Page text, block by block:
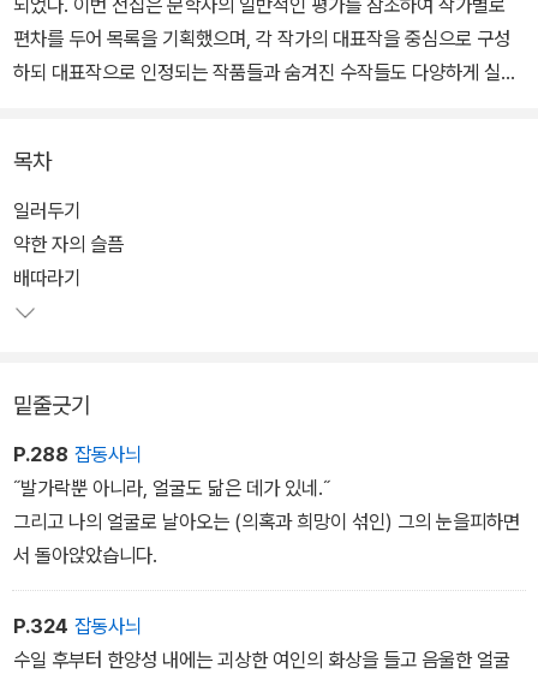
되었다. 이번 전집은 문학사의 일반적인 평가를 참조하여 작가별로
편차를 두어 목록을 기획했으며, 각 작가의 대표작을 중심으로 구성
하되 대표작으로 인정되는 작품들과 숨겨진 수작들도 다양하게 실었
각 작가의 전공자들인 책임 편집자들이 곁들인 낱말 풀이와 해설, 주
석도 독자들에게 충실한 길잡이를 제공한다. 이밖에도 맞춤법과 띄어
쓰기의 변환 작업에서 가급적 현대어 표기를 적용시켰으며, 저작권과
관련된 사항에서도 정식 계약을 체결하여 진행하였다.
황과 비극적 운명에 빠진 인물 군상들을 냉정하게 서술해낸 한국 근
대 단편 문학의 선구자 김동인의 단편 12편을 수록했다. 인간과 환경
에 대한 근대적 인식을 빼어난 문체와 서술로 형상화한 김동인의 빼
어난 작품들을 만나볼 수 있다.
목차
일러두기
약한 자의 슬픔
배따라기
밑줄긋기
P.288 잡동사늬
˝발가락뿐 아니라, 얼굴도 닮은 데가 있네.˝
그리고 나의 얼굴로 날아오는 (의혹과 희망이 섞인) 그의 눈을피하면
서 돌아앉았습니다.
P.324 잡동사늬
수일 후부터 한양성 내에는 괴상한 여인의 화상을 들고 음울한 얼굴